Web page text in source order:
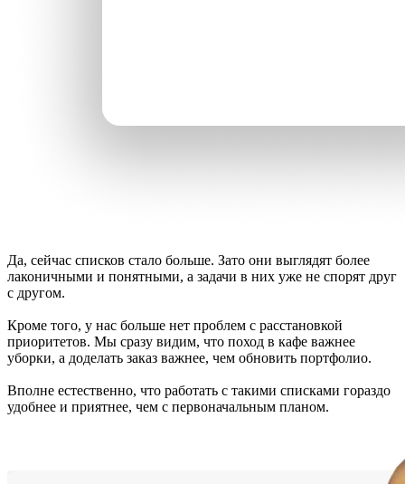
Да, сейчас списков стало больше. Зато они выглядят более
лаконичными и понятными, а задачи в них уже не спорят друг
с другом.
Кроме того, у нас больше нет проблем с расстановкой
приоритетов. Мы сразу видим, что поход в кафе важнее
уборки, а доделать заказ важнее, чем обновить портфолио.
Вполне естественно, что работать с такими списками гораздо
удобнее и приятнее, чем с первоначальным планом.